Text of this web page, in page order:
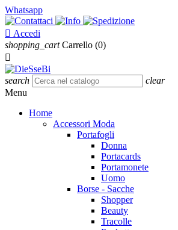
Whatsapp
 Accedi
shopping_cart Carrello (0)

search
clear
Menu
Home
Accessori Moda
Portafogli
Donna
Portacards
Portamonete
Uomo
Borse - Sacche
Shopper
Beauty
Tracolle